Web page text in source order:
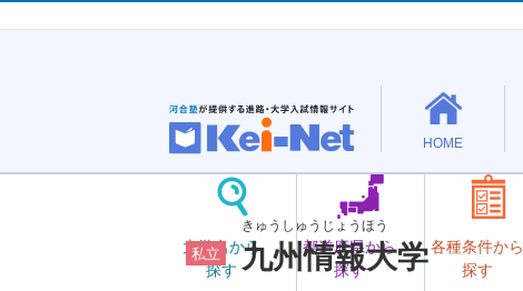
HOME
大学名から
探す
都道府県から
探す
各種条件から
探す
私立
きゅうしゅうじょうほう
九州情報大学